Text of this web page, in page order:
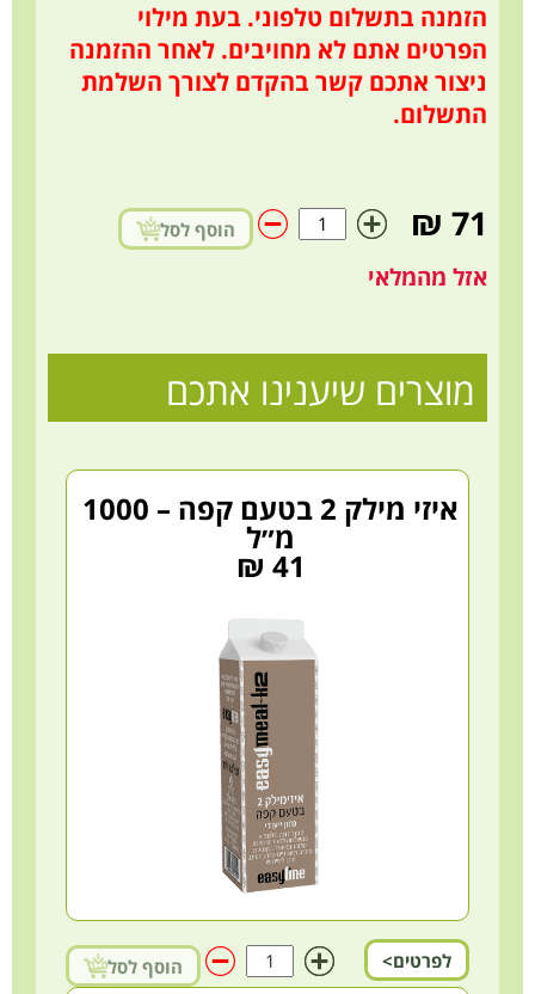
הזמנה בתשלום טלפוני. בעת מילוי
הפרטים אתם לא מחויבים. לאחר ההזמנה
ניצור אתכם קשר בהקדם לצורך השלמת
התשלום.
71 ₪ הוסף לסל
אזל מהמלאי
מוצרים שיענינו אתכם
איזי מילק 2 בטעם קפה – 1000
מ״ל
41 ₪
לפרטים> הוסף לסל